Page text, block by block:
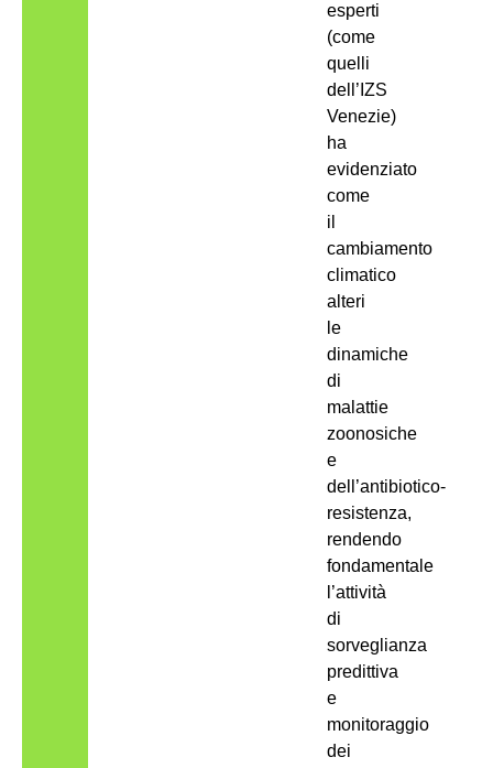
esperti
(come
quelli
dell’IZS
Venezie)
ha
evidenziato
come
il
cambiamento
climatico
alteri
le
dinamiche
di
malattie
zoonosiche
e
dell’antibiotico-
resistenza,
rendendo
fondamentale
l’attività
di
sorveglianza
predittiva
e
monitoraggio
dei